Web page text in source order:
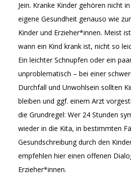
Jein. Kranke Kinder gehören nicht
eigene Gesundheit genauso wie
Kinder und Erzieher*innen. Meist
wann ein Kind krank ist, nicht so
Ein leichter Schnupfen oder ein
unproblematisch – bei einer
Durchfall und Unwohlsein sollten
bleiben und ggf. einem Arzt
die Grundregel: Wer 24 Stunden
wieder in die Kita, in bestimmten
Gesundschreibung durch den
empfehlen hier einen offenen
Erzieher*innen.